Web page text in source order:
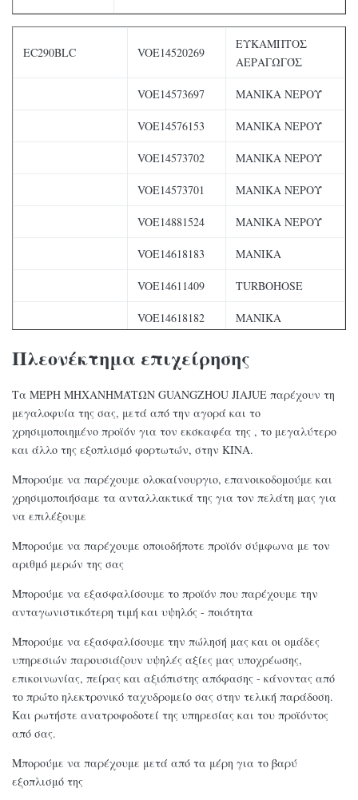
EC290BLC VOE14520269
ΕΥΚΑΜΠΤΟΣ
ΑΕΡΑΓΩΓΌΣ
VOE14573697 ΜΑΝΙΚΑ ΝΕΡΟΎ
VOE14576153 ΜΑΝΙΚΑ ΝΕΡΟΎ
VOE14573702 ΜΑΝΙΚΑ ΝΕΡΟΎ
VOE14573701 ΜΑΝΙΚΑ ΝΕΡΟΎ
VOE14881524 ΜΑΝΙΚΑ ΝΕΡΟΎ
VOE14618183 ΜΑΝΙΚΑ
VOE14611409 TURBOHOSE
VOE14618182 ΜΑΝΙΚΑ
VOE1110702
ΦΙΛΤΡΩΝ
VOE14572802
ΕΥΚΑΜΠΤΟΣ
ΑΕΡΑΓΩΓΌΣ
VOE14509443
ΑΕΡΑΓΩΓΌΣ
ΣΩΜΆΤΩΝ
VOE14532052
VOE14536069
VOE14536066
EXPENSION
ΜΑΝΙΚΑ
ΔΕΞΑΜΕΝΩΝ
ΕΥΚΑΜΠΤΟΣ
EC460BLC
ΚΑΤΟΙΚΙΑ
Πλεονέκτημα επιχείρησης
Τα ΜΈΡΗ ΜΗΧΑΝΗΜΆΤΩΝ GUANGZHOU JIAJUE παρέχουν τη
μεγαλοφυία της σας, μετά από την αγορά και το
χρησιμοποιημένο προϊόν για τον εκσκαφέα της , το μεγαλύτερο
και άλλο της εξοπλισμό φορτωτών, στην ΚΊΝΑ.
Μπορούμε να παρέχουμε ολοκαίνουργιο, επανοικοδομούμε και
χρησιμοποιήσαμε τα ανταλλακτικά της για τον πελάτη μας για
να επιλέξουμε
Μπορούμε να παρέχουμε οποιοδήποτε προϊόν σύμφωνα με τον
αριθμό μερών της σας
Μπορούμε να εξασφαλίσουμε το προϊόν που παρέχουμε την
ανταγωνιστικότερη τιμή και υψηλός - ποιότητα
Μπορούμε να εξασφαλίσουμε την πώλησή μας και οι ομάδες
υπηρεσιών παρουσιάζουν υψηλές αξίες μας υποχρέωσης,
επικοινωνίας, πείρας και αξιόπιστης απόφασης - κάνοντας από
το πρώτο ηλεκτρονικό ταχυδρομείο σας στην τελική παράδοση.
Και ρωτήστε ανατροφοδοτεί της υπηρεσίας και του προϊόντος
από σας.
Μπορούμε να παρέχουμε μετά από τα μέρη για το βαρύ
εξοπλισμό της